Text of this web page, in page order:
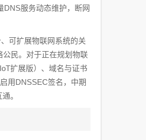
DNS服务动态维护，断网
可扩展物联网系统的关
公民。对于正在规划物联
扩展版）、域名与证书
用DNSSEC签名，中期
。